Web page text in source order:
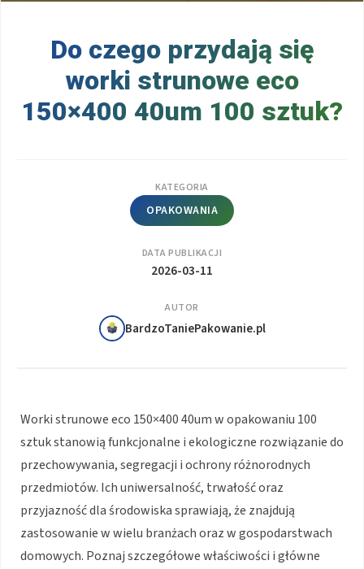
Do czego przydają się
worki strunowe eco
150×400 40um 100 sztuk?
KATEGORIA
OPAKOWANIA
DATA PUBLIKACJI
2026-03-11
AUTOR
BardzoTaniePakowanie.pl
Worki strunowe eco 150×400 40um w opakowaniu 100
sztuk stanowią funkcjonalne i ekologiczne rozwiązanie do
przechowywania, segregacji i ochrony różnorodnych
przedmiotów. Ich uniwersalność, trwałość oraz
przyjazność dla środowiska sprawiają, że znajdują
zastosowanie w wielu branżach oraz w gospodarstwach
domowych. Poznaj szczegółowe właściwości i główne